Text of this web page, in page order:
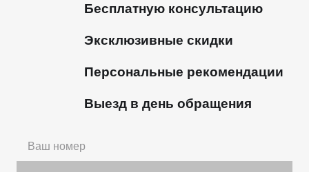
Бесплатную консультацию
Эксклюзивные скидки
Персональные рекомендации
Выезд в день обращения